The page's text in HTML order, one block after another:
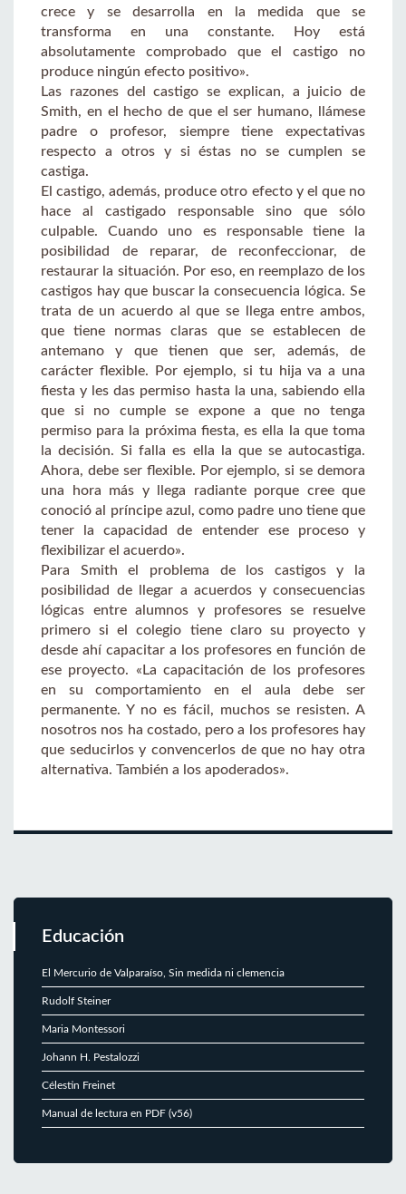
crece y se desarrolla en la medida que se
transforma en una constante. Hoy está
absolutamente comprobado que el castigo no
produce ningún efecto positivo».
Las razones del castigo se explican, a juicio de
Smith, en el hecho de que el ser humano, llámese
padre o profesor, siempre tiene expectativas
respecto a otros y si éstas no se cumplen se
castiga.
El castigo, además, produce otro efecto y el que no
hace al castigado responsable sino que sólo
culpable. Cuando uno es responsable tiene la
posibilidad de reparar, de reconfeccionar, de
restaurar la situación. Por eso, en reemplazo de los
castigos hay que buscar la consecuencia lógica. Se
trata de un acuerdo al que se llega entre ambos,
que tiene normas claras que se establecen de
antemano y que tienen que ser, además, de
carácter flexible. Por ejemplo, si tu hija va a una
fiesta y les das permiso hasta la una, sabiendo ella
que si no cumple se expone a que no tenga
permiso para la próxima fiesta, es ella la que toma
la decisión. Si falla es ella la que se autocastiga.
Ahora, debe ser flexible. Por ejemplo, si se demora
una hora más y llega radiante porque cree que
conoció al príncipe azul, como padre uno tiene que
tener la capacidad de entender ese proceso y
flexibilizar el acuerdo».
Para Smith el problema de los castigos y la
posibilidad de llegar a acuerdos y consecuencias
lógicas entre alumnos y profesores se resuelve
primero si el colegio tiene claro su proyecto y
desde ahí capacitar a los profesores en función de
ese proyecto. «La capacitación de los profesores
en su comportamiento en el aula debe ser
permanente. Y no es fácil, muchos se resisten. A
nosotros nos ha costado, pero a los profesores hay
que seducirlos y convencerlos de que no hay otra
alternativa. También a los apoderados».
Educación
El Mercurio de Valparaíso, Sin medida ni clemencia
Rudolf Steiner
Maria Montessori
Johann H. Pestalozzi
Célestin Freinet
Manual de lectura en PDF (v56)